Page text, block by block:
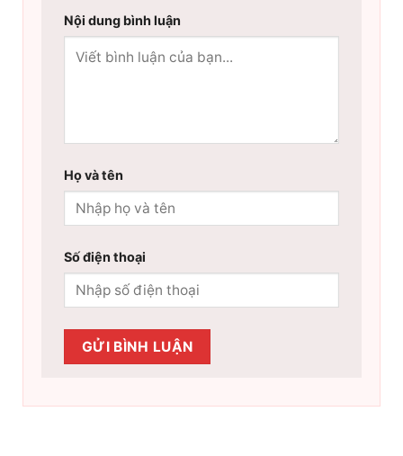
Nội dung bình luận
Họ và tên
Số điện thoại